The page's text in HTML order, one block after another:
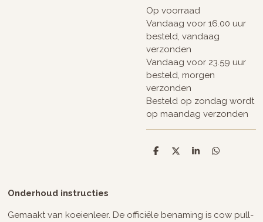
Op voorraad
Vandaag voor 16.00 uur
besteld, vandaag
verzonden
Vandaag voor 23.59 uur
besteld, morgen
verzonden
Besteld op zondag wordt
op maandag verzonden
D
D
S
D
Onderhoud instructies
Gemaakt van koeienleer. De officiële benaming is cow pull-